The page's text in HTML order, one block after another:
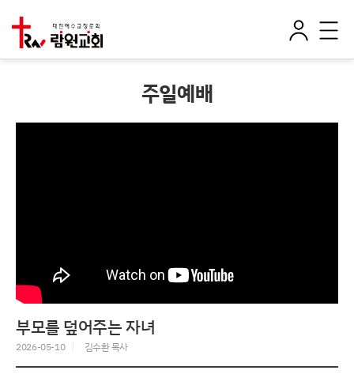
그
전
체
주일예배
부모를 덮어주는 자녀
2026-05-10 김수환 목사